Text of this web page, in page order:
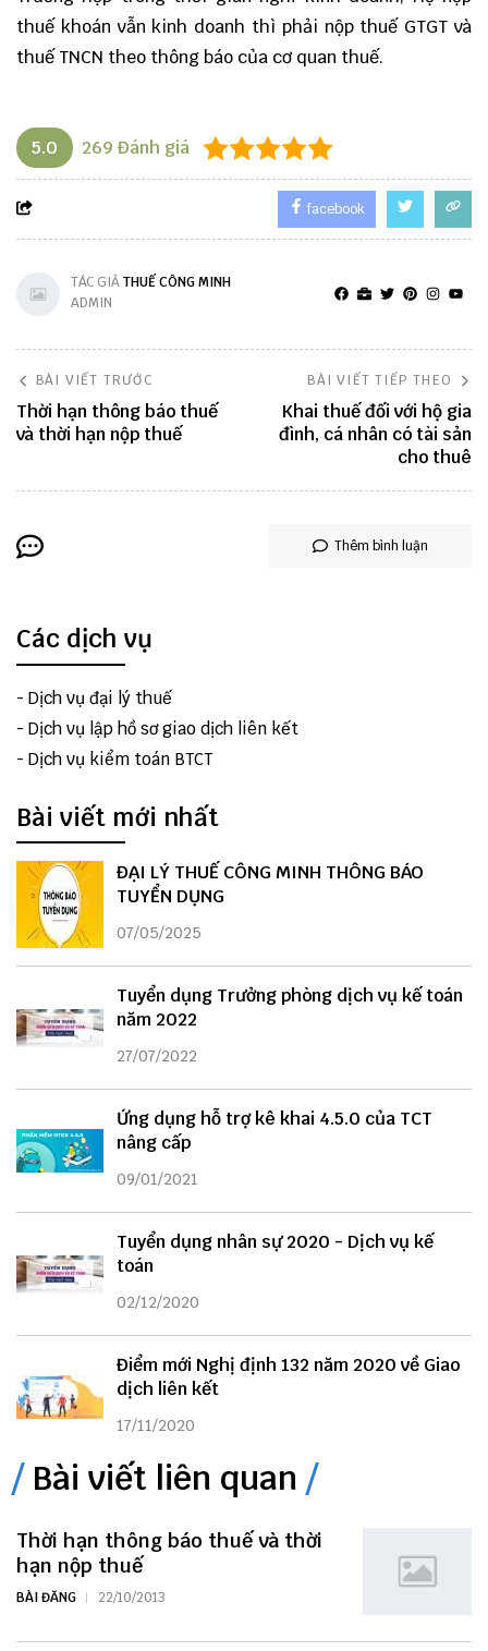
thuế khoán vẫn kinh doanh thì phải nộp thuế GTGT và
thuế TNCN theo thông báo của cơ quan thuế.
5.0 269 Đánh giá
facebook
TÁC GIẢTHUẾ CÔNG MINH
ADMIN
BÀI VIẾT TRƯỚC
Thời hạn thông báo thuế
và thời hạn nộp thuế
BÀI VIẾT TIẾP THEO
Khai thuế đối với hộ gia
đình, cá nhân có tài sản
cho thuê
Thêm bình luận
Các dịch vụ
- Dịch vụ đại lý thuế
- Dịch vụ lập hồ sơ giao dịch liên kết
- Dịch vụ kiểm toán BTCT
Bài viết mới nhất
ĐẠI LÝ THUẾ CÔNG MINH THÔNG BÁO
TUYỂN DỤNG
07/05/2025
Tuyển dụng Trưởng phòng dịch vụ kế toán
năm 2022
27/07/2022
Ứng dụng hỗ trợ kê khai 4.5.0 của TCT
nâng cấp
09/01/2021
Tuyển dụng nhân sự 2020 - Dịch vụ kế
toán
02/12/2020
Điểm mới Nghị định 132 năm 2020 về Giao
dịch liên kết
17/11/2020
Bài viết liên quan
Thời hạn thông báo thuế và thời
hạn nộp thuế
BÀI ĐĂNG 22/10/2013